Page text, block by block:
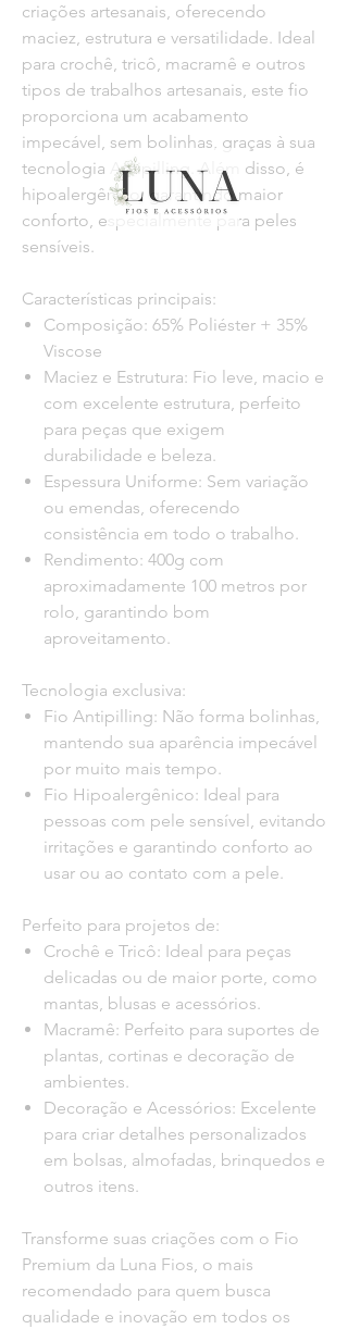
criações artesanais, oferecendo
maciez, estrutura e versatilidade. Ideal
para crochê, tricô, macramê e outros
tipos de trabalhos artesanais, este fio
proporciona um acabamento
impecável, sem bolinhas, graças à sua
tecnologia Antipilling. Além disso, é
hipoalergênico, garantindo maior
conforto, especialmente para peles
sensíveis.
Características principais:
Composição: 65% Poliéster + 35%
Viscose
Maciez e Estrutura: Fio leve, macio e
com excelente estrutura, perfeito
para peças que exigem
durabilidade e beleza.
Espessura Uniforme: Sem variação
ou emendas, oferecendo
consistência em todo o trabalho.
Rendimento: 400g com
aproximadamente 100 metros por
rolo, garantindo bom
aproveitamento.
Tecnologia exclusiva:
Fio Antipilling: Não forma bolinhas,
mantendo sua aparência impecável
por muito mais tempo.
Fio Hipoalergênico: Ideal para
pessoas com pele sensível, evitando
irritações e garantindo conforto ao
usar ou ao contato com a pele.
Perfeito para projetos de:
Crochê e Tricô: Ideal para peças
delicadas ou de maior porte, como
mantas, blusas e acessórios.
Macramê: Perfeito para suportes de
plantas, cortinas e decoração de
ambientes.
Decoração e Acessórios: Excelente
para criar detalhes personalizados
em bolsas, almofadas, brinquedos e
outros itens.
Transforme suas criações com o Fio
Premium da Luna Fios, o mais
recomendado para quem busca
qualidade e inovação em todos os